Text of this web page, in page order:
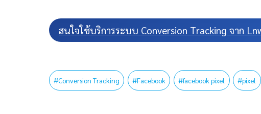
สนใจใช้บริการระบบ Conversion Tracking จาก
#Conversion Tracking #Facebook #facebook pixel #pixel